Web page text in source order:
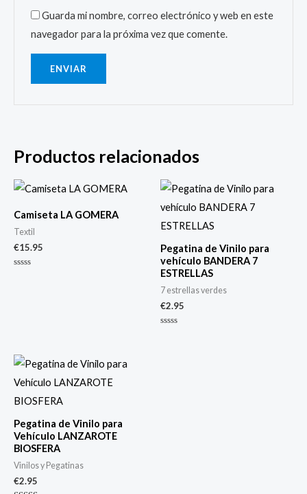
Guarda mi nombre, correo electrónico y web en este
navegador para la próxima vez que comente.
Productos relacionados
Camiseta LA GOMERA
Textil
€15.95
Pegatina de Vinilo para
vehículo BANDERA 7
ESTRELLAS
7 estrellas verdes
€2.95
Pegatina de Vinilo para
Vehículo LANZAROTE
BIOSFERA
Vinilos y Pegatinas
€2.95